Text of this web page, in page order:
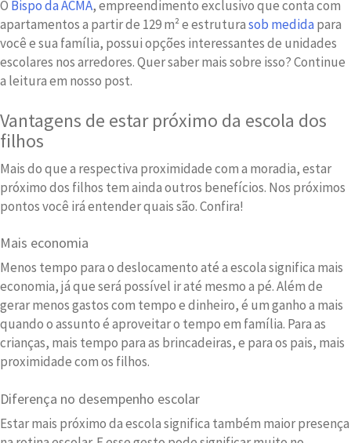
O Bispo da ACMA, empreendimento exclusivo que conta com
apartamentos a partir de 129 m² e estruturasob medidapara
você e sua família, possui opções interessantes de unidades
escolares nos arredores. Quer saber mais sobre isso? Continue
a leitura em nosso post.
Vantagens de estar próximo da escola dos
filhos
Mais do que a respectiva proximidade com a moradia, estar
próximo dos filhos tem ainda outros benefícios. Nos próximos
pontos você irá entender quais são. Confira!
Mais economia
Menos tempo para o deslocamento até a escola significa mais
economia, já que será possível ir até mesmo a pé. Além de
gerar menos gastos com tempo e dinheiro, é um ganho a mais
quando o assunto é aproveitar o tempo em família. Para as
crianças, mais tempo para as brincadeiras, e para os pais, mais
proximidade com os filhos.
Diferença no desempenho escolar
Estar mais próximo da escola significa também maior presença